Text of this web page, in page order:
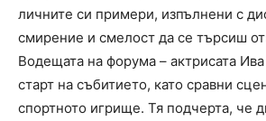
личните си примери, изпълнени с
смирение и смелост да се търсиш
Водещата на форума – актрисата
старт на събитието, като сравни
спортното игрище. Тя подчерта, че